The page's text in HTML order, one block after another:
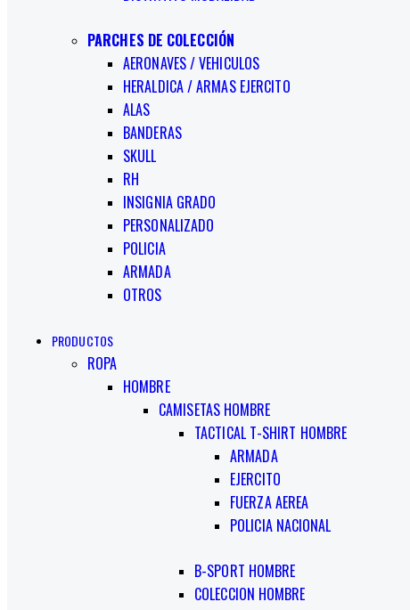
PARCHES DE COLECCIÓN
AERONAVES / VEHICULOS
HERALDICA / ARMAS EJERCITO
ALAS
BANDERAS
SKULL
RH
INSIGNIA GRADO
PERSONALIZADO
POLICIA
ARMADA
OTROS
PRODUCTOS
ROPA
HOMBRE
CAMISETAS HOMBRE
TACTICAL T-SHIRT HOMBRE
ARMADA
EJERCITO
FUERZA AEREA
POLICIA NACIONAL
B-SPORT HOMBRE
COLECCION HOMBRE